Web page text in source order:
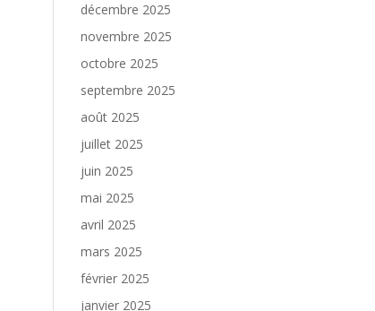
décembre 2025
novembre 2025
octobre 2025
septembre 2025
août 2025
juillet 2025
juin 2025
mai 2025
avril 2025
mars 2025
février 2025
janvier 2025